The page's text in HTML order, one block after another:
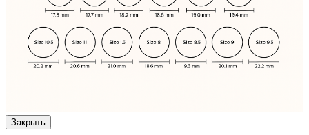
Закрыть